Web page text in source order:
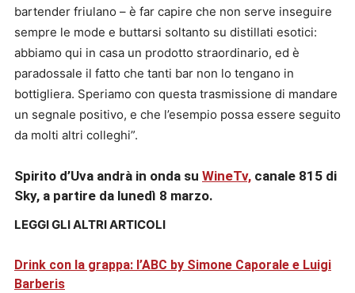
bartender friulano – è far capire che non serve inseguire
sempre le mode e buttarsi soltanto su distillati esotici:
abbiamo qui in casa un prodotto straordinario, ed è
paradossale il fatto che tanti bar non lo tengano in
bottigliera. Speriamo con questa trasmissione di mandare
un segnale positivo, e che l’esempio possa essere seguito
da molti altri colleghi”.
Spirito d’Uva andrà in onda su WineTv, canale 815 di
Sky, a partire da lunedì 8 marzo.
LEGGI GLI ALTRI ARTICOLI
Drink con la grappa: l’ABC by Simone Caporale e Luigi
Barberis